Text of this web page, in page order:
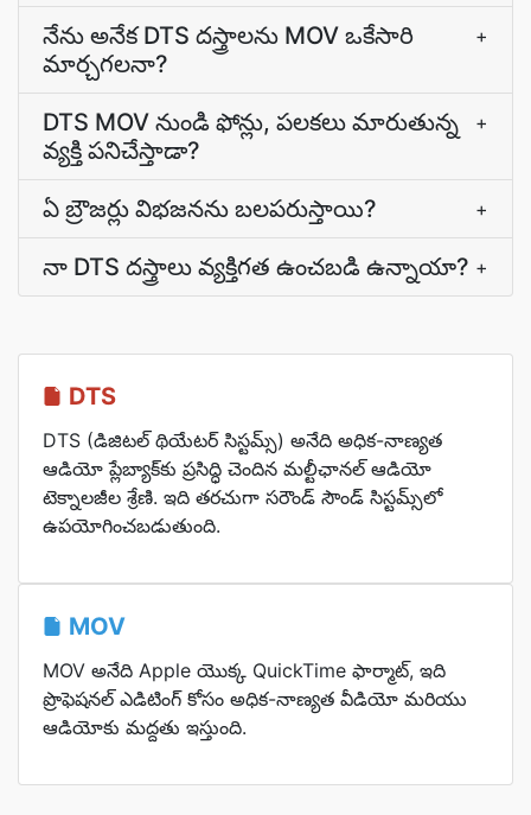
నేను అనేక DTS దస్త్రాలను MOV ఒకేసారి
మార్చగలనా?
+
DTS MOV నుండి ఫోన్లు, పలకలు మారుతున్న
వ్యక్తి పనిచేస్తాడా?
+
ఏ బ్రౌజర్లు విభజనను బలపరుస్తాయి? +
నా DTS దస్త్రాలు వ్యక్తిగత ఉంచబడి ఉన్నాయా? +
DTS
DTS (డిజిటల్ థియేటర్ సిస్టమ్స్) అనేది అధిక-నాణ్యత
ఆడియో ప్లేబ్యాక్‌కు ప్రసిద్ధి చెందిన మల్టీఛానల్ ఆడియో
టెక్నాలజీల శ్రేణి. ఇది తరచుగా సరౌండ్ సౌండ్ సిస్టమ్స్‌లో
ఉపయోగించబడుతుంది.
MOV
MOV అనేది Apple యొక్క QuickTime ఫార్మాట్, ఇది
ప్రొఫెషనల్ ఎడిటింగ్ కోసం అధిక-నాణ్యత వీడియో మరియు
ఆడియోకు మద్దతు ఇస్తుంది.